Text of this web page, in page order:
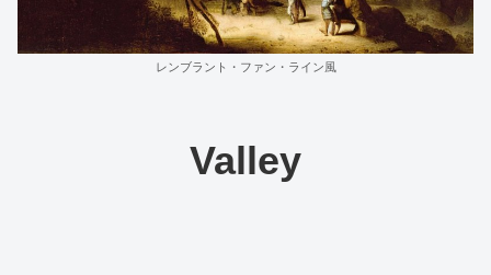
レンブラント・ファン・ライン風
Valley